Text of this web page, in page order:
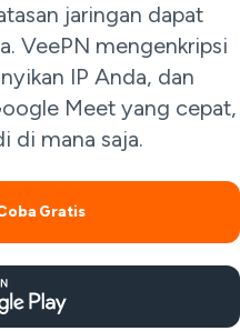
jaringan dapat
VeePN mengenkripsi
IP Anda, dan
Meet yang cepat,
di mana saja.
Gratis